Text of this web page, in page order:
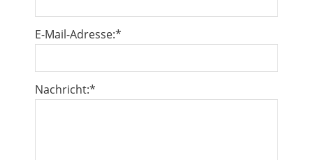
E-Mail-Adresse:*
Nachricht:*